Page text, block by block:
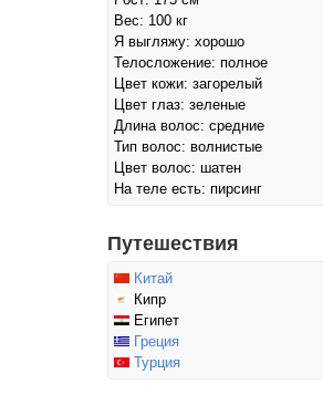
Вес: 100 кг
Я выгляжу: хорошо
Телосложение: полное
Цвет кожи: загорелый
Цвет глаз: зеленые
Длина волос: средние
Тип волос: волнистые
Цвет волос: шатен
На теле есть: пирсинг
Путешествия
Китай
Кипр
Египет
Греция
Турция